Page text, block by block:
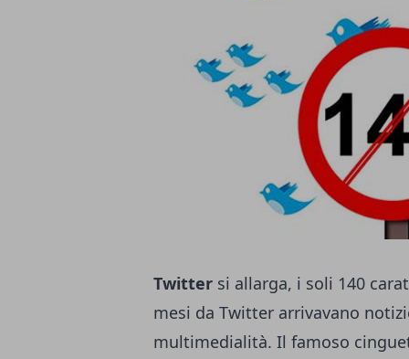
Twitter si allarga, i soli 140
mesi da Twitter arrivavano
multimedialità. Il famoso